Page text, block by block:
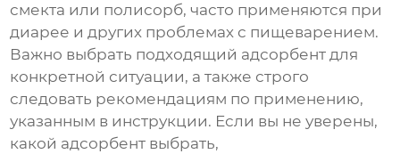
смекта или полисорб, часто применяются при
диарее и других проблемах с пищеварением.
Важно выбрать подходящий адсорбент для
конкретной ситуации, а также строго
следовать рекомендациям по применению,
указанным в инструкции. Если вы не уверены,
какой адсорбент выбрать,